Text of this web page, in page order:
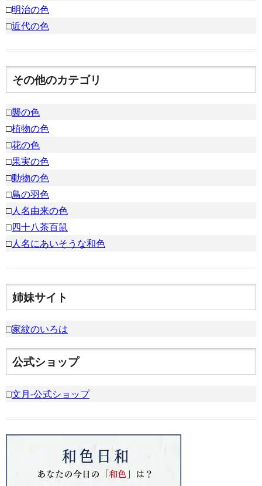
□明治の色
□近代の色
その他のカテゴリ
□襲の色
□植物の色
□花の色
□果実の色
□動物の色
□鳥の羽色
□人名由来の色
□四十八茶百鼠
□人名にあいそうな和色
姉妹サイト
□家紋のいろは
公式ショップ
□文月-公式ショップ